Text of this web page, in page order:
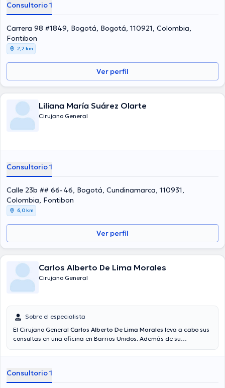
Consultorio 1
Carrera 98 #1849, Bogotá, Bogotá, 110921, Colombia,
Fontibon
2,2 km
Ver perfil
Liliana María Suárez Olarte
Cirujano General
Consultorio 1
Calle 23b ## 66-46, Bogotá, Cundinamarca, 110931,
Colombia, Fontibon
6,0 km
Ver perfil
Carlos Alberto De Lima Morales
Cirujano General
Sobre el especialista
El Cirujano General Carlos Alberto De Lima Morales leva a cabo sus
consultas en una oficina en Barrios Unidos. Además de su
experiencia en su área de especialidad. El profesional de la salud
estudio. Por otra parte, él se ha desempeñado como miembro de
diversas asociaciones médicas. Carlos Alberto De Lima Morales ha
Consultorio 1